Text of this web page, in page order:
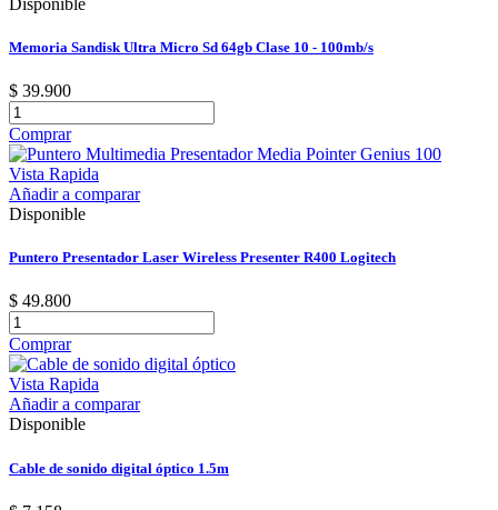
Memoria Sandisk Ultra Micro Sd 64gb Clase 10 - 100mb/s
$ 39.900
Comprar
Vista Rapida
Añadir a comparar
Disponible
Puntero Presentador Laser Wireless Presenter R400 Logitech
$ 49.800
Comprar
Vista Rapida
Añadir a comparar
Disponible
Cable de sonido digital óptico 1.5m